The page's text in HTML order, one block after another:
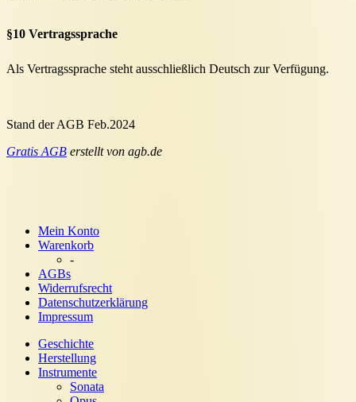
§10 Vertragssprache
Als Vertragssprache steht ausschließlich Deutsch zur Verfügung.
Stand der AGB Feb.2024
Gratis AGB erstellt von agb.de
Mein Konto
Warenkorb
-
AGBs
Widerrufsrecht
Datenschutzerklärung
Impressum
Geschichte
Herstellung
Instrumente
Sonata